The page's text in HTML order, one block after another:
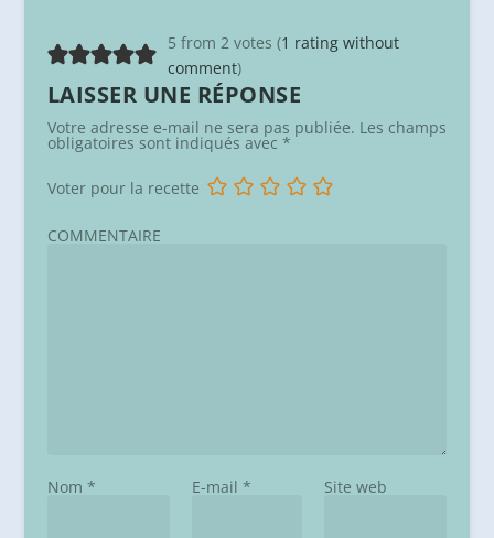
5 from 2 votes (1 rating without
comment)
LAISSER UNE RÉPONSE
Votre adresse e-mail ne sera pas publiée. Les champs
obligatoires sont indiqués avec *
Voter pour la recette
COMMENTAIRE
Nom * E-mail * Site web